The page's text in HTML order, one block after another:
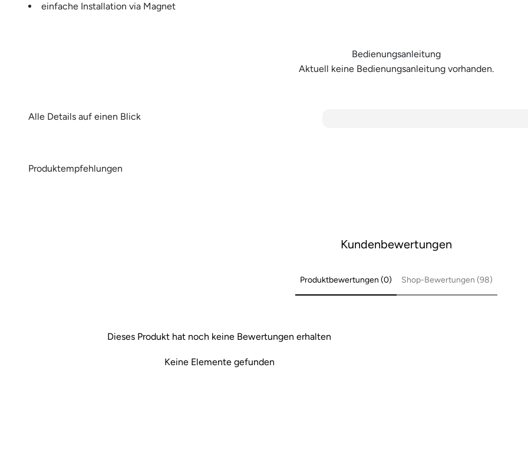
einfache Installation via Magnet
Bedienungsanleitung
Aktuell keine Bedienungsanleitung vorhanden.
Alle Details auf einen Blick
Kundenbewertungen
Produktbewertungen (0) Shop-Bewertungen (98)
Dieses Produkt hat noch keine Bewertungen erhalten
Keine Elemente gefunden